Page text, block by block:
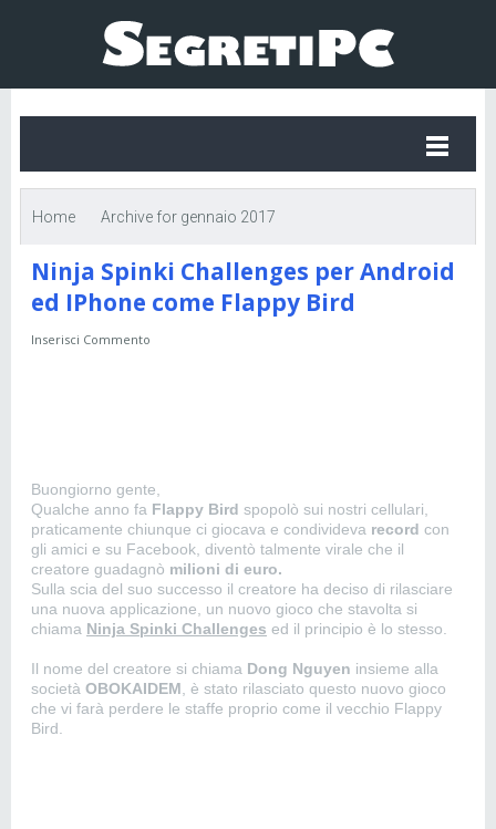
Home Archive for gennaio 2017
Ninja Spinki Challenges per Android
ed IPhone come Flappy Bird
Inserisci Commento
Buongiorno gente,
Qualche anno fa Flappy Bird spopolò sui nostri cellulari,
praticamente chiunque ci giocava e condivideva record con
gli amici e su Facebook, diventò talmente virale che il
creatore guadagnò milioni di euro.
Sulla scia del suo successo il creatore ha deciso di rilasciare
una nuova applicazione, un nuovo gioco che stavolta si
chiama Ninja Spinki Challenges ed il principio è lo stesso.
Il nome del creatore si chiama Dong Nguyen insieme alla
società OBOKAIDEM, è stato rilasciato questo nuovo gioco
che vi farà perdere le staffe proprio come il vecchio Flappy
Bird.